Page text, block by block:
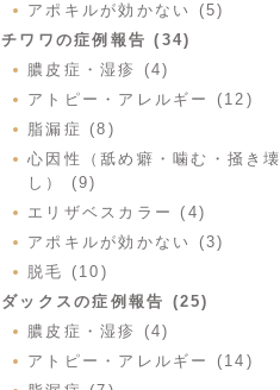
アポキルが効かない (5)
チワワの症例報告 (34)
膿皮症・湿疹 (4)
アトピー・アレルギー (12)
脂漏症 (8)
心因性（舐め癖・噛む・掻き壊
し） (9)
エリザベスカラー (4)
アポキルが効かない (3)
脱毛 (10)
ダックスの症例報告 (25)
膿皮症・湿疹 (4)
アトピー・アレルギー (14)